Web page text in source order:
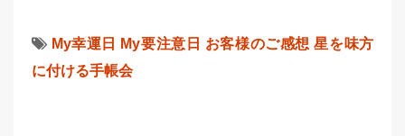
My幸運日 My要注意日 お客様のご感想 星を味方
に付ける手帳会